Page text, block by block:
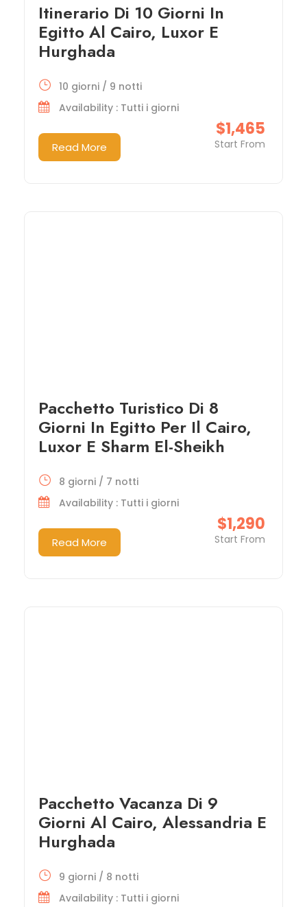
Itinerario Di 10 Giorni In
Egitto Al Cairo, Luxor E
Hurghada
$1,465
Start From
10 giorni / 9 notti
Availability : Tutti i giorni
Read More
Pacchetto Turistico Di 8
Giorni In Egitto Per Il Cairo,
Luxor E Sharm El-Sheikh
$1,290
Start From
8 giorni / 7 notti
Availability : Tutti i giorni
Read More
Pacchetto Vacanza Di 9
Giorni Al Cairo, Alessandria E
Hurghada
9 giorni / 8 notti
Availability : Tutti i giorni